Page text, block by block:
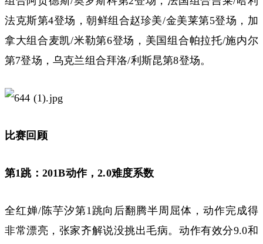
法克斯第4登场，朝鲜组合赵珍美/金美莱第5登场，加
拿大组合麦凯/米勒第6登场，美国组合帕拉托/施内尔
第7登场，乌克兰组合拜洛/利斯昆第8登场。
比赛回顾
第1跳：201B动作，2.0难度系数
全红婵/陈芋汐第1跳向后翻腾半周屈体，动作完成得
非常漂亮，张家齐解说没挑出毛病。动作有效分9.0和